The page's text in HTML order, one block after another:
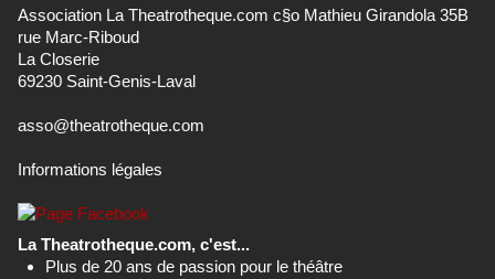
Association La Theatrotheque.com c§o Mathieu Girandola 35B
rue Marc-Riboud
La Closerie
69230 Saint-Genis-Laval
asso@theatrotheque.com
Informations légales
La Theatrotheque.com, c'est...
Plus de 20 ans de passion pour le théâtre